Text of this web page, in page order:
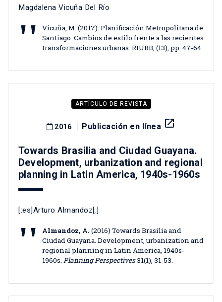
Magdalena Vicuña Del Río
Vicuña, M. (2017). Planificación Metropolitana de
Santiago. Cambios de estilo frente a las recientes
transformaciones urbanas. RIURB, (13), pp. 47-64.
ARTÍCULO DE REVISTA
2016 Publicación en línea launch
Towards Brasilia and Ciudad Guayana.
Development, urbanization and regional
planning in Latin America, 1940s-1960s
[:es]Arturo Almandoz[:]
Almandoz, A. (2016) Towards Brasilia and
Ciudad Guayana. Development, urbanization and
regional planning in Latin America, 1940s-
1960s. Planning Perspectives31(1), 31-53.